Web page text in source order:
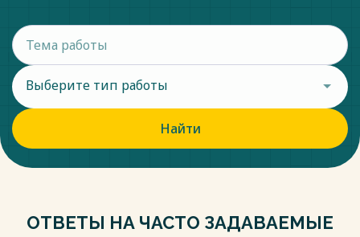
Выберите тип работы
Найти
ОТВЕТЫ НА ЧАСТО ЗАДАВАЕМЫЕ